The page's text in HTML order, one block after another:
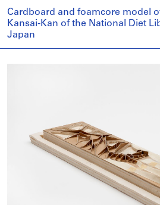
Cardboard and foamcore model
Kansai-Kan of the National Diet
Japan